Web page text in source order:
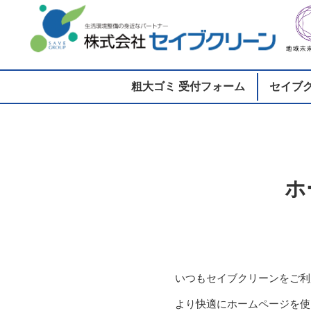
粗大ゴミ 受付フォーム セイブ
2018.12.1
ホ
いつもセイブクリーンをご
より快適にホームページを